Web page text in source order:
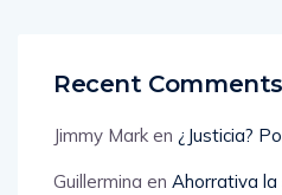
Recent Comments
Jimmy Mark en ¿Justicia?
Guillermina en Ahorrativa la